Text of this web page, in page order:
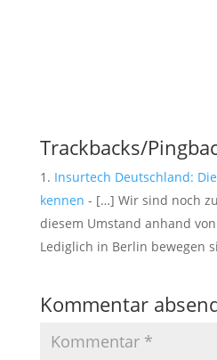
Trackbacks/
Insurtech Deutschland:
kennen - […] Wir sind noch
diesem Umstand anhand
Lediglich in Berlin bewegen
Kommentar